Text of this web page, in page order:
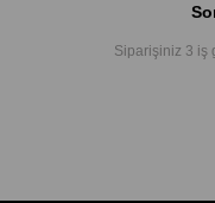
Siparişiniz 3 iş